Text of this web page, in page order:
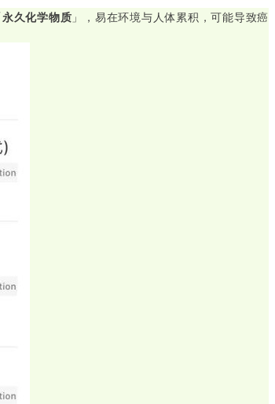
永久化学物质 」，易在环境与人体累积，可能导致癌